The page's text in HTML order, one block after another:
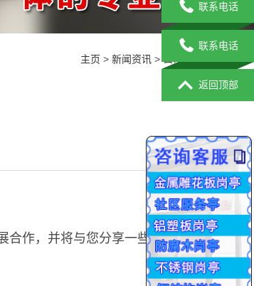
主页 > 新闻资讯 >
合作，并将与您分享一些成功的
联系电话
联系电话
返回顶部